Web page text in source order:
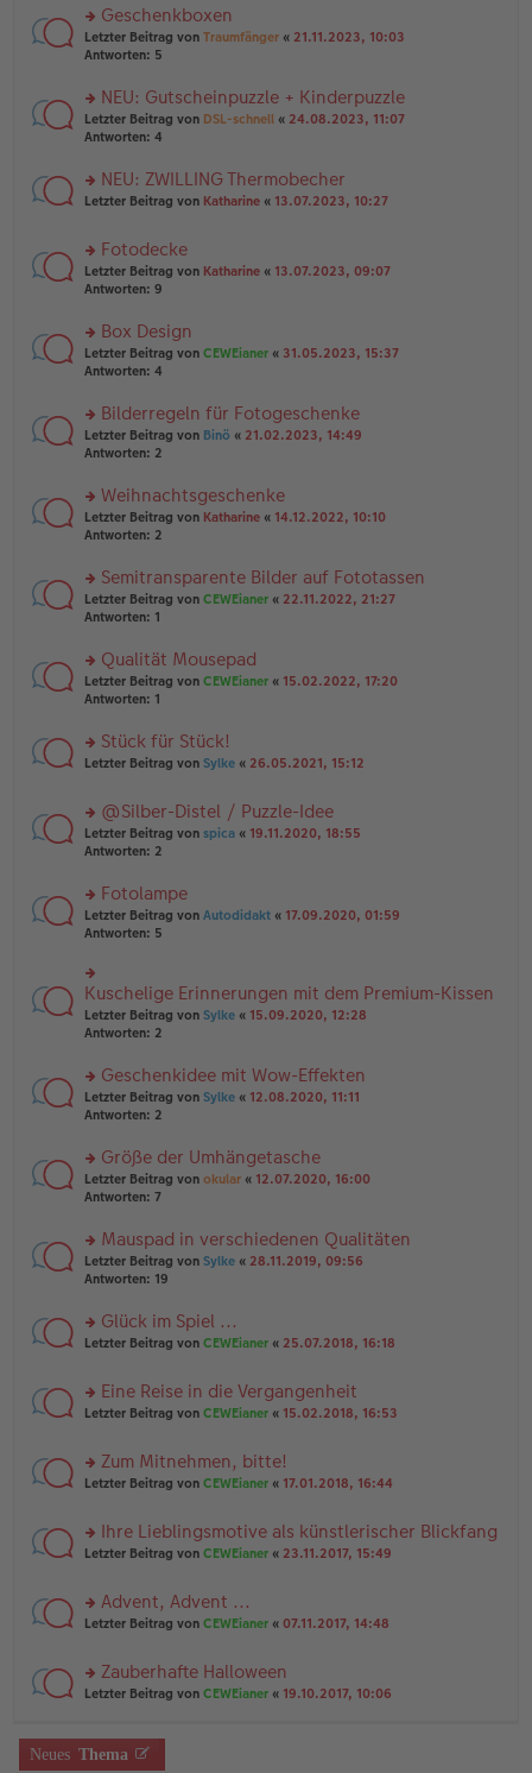
tr
a
g
e
n
er
tr
a
g
n
g
el
e
n
er
tr
a
rs
te
n
g
el
e
n
ei
tr
a
Geschenkboxen
Letzter Beitrag von Traumfänger « 21.11.2023, 10:03
Antworten: 5
rs
te
n
g
es
e
n
er
ei
tr
a
NEU: Gutscheinpuzzle + Kinderpuzzle
Letzter Beitrag von DSL-schnell « 24.08.2023, 11:07
Antworten: 4
rs
u
n
g
es
e
n
er
ei
tr
a
NEU: ZWILLING Thermobecher
Letzter Beitrag von Katharine « 13.07.2023, 10:27
rs
te
n
g
el
e
n
er
tr
a
g
Fotodecke
Letzter Beitrag von Katharine « 13.07.2023, 09:07
Antworten: 9
rs
te
n
g
el
e
n
er
tr
a
g
Box Design
Letzter Beitrag von CEWEianer « 31.05.2023, 15:37
Antworten: 4
rs
te
n
g
el
e
n
er
tr
a
g
Bilderregeln für Fotogeschenke
Letzter Beitrag von Binö « 21.02.2023, 14:49
Antworten: 2
rs
te
n
g
el
e
n
er
tr
a
Weihnachtsgeschenke
Letzter Beitrag von Katharine « 14.12.2022, 10:10
Antworten: 2
rs
te
n
g
el
e
n
ei
tr
a
Semitransparente Bilder auf Fototassen
Letzter Beitrag von CEWEianer « 22.11.2022, 21:27
Antworten: 1
rs
te
n
g
es
e
n
er
ei
tr
a
Qualität Mousepad
Letzter Beitrag von CEWEianer « 15.02.2022, 17:20
Antworten: 1
rs
u
n
g
es
e
n
er
ei
tr
a
g
Stück für Stück!
Letzter Beitrag von Sylke « 26.05.2021, 15:12
rs
te
n
g
el
e
n
er
B
a
g
@Silber-Distel / Puzzle-Idee
Letzter Beitrag von spica « 19.11.2020, 18:55
Antworten: 2
rs
te
u
n
g
el
es
n
er
B
a
g
Fotolampe
Letzter Beitrag von Autodidakt « 17.09.2020, 01:59
Antworten: 5
rs
te
r
g
el
es
n
er
B
ei
a
g
Kuschelige Erinnerungen mit dem Premium-Kissen
Letzter Beitrag von Sylke « 15.09.2020, 12:28
Antworten: 2
rs
te
n
g
el
e
n
er
tr
a
Geschenkidee mit Wow-Effekten
Letzter Beitrag von Sylke « 12.08.2020, 11:11
Antworten: 2
rs
te
n
g
el
e
n
ei
tr
Größe der Umhängetasche
Letzter Beitrag von okular « 12.07.2020, 16:00
Antworten: 7
rs
te
n
g
es
e
n
B
ei
tr
g
Mauspad in verschiedenen Qualitäten
Letzter Beitrag von Sylke « 28.11.2019, 09:56
Antworten: 19
rs
u
n
es
e
B
ei
g
Glück im Spiel ...
Letzter Beitrag von CEWEianer « 25.07.2018, 16:18
rs
u
n
es
e
B
ei
g
Eine Reise in die Vergangenheit
Letzter Beitrag von CEWEianer « 15.02.2018, 16:53
rs
u
n
es
e
B
ei
g
Zum Mitnehmen, bitte!
Letzter Beitrag von CEWEianer « 17.01.2018, 16:44
rs
u
n
es
e
B
ei
Ihre Lieblingsmotive als künstlerischer Blickfang
Letzter Beitrag von CEWEianer « 23.11.2017, 15:49
rs
u
n
es
e
Advent, Advent ...
Letzter Beitrag von CEWEianer « 07.11.2017, 14:48
rs
u
n
Zauberhafte Halloween
Letzter Beitrag von CEWEianer « 19.10.2017, 10:06
Neues Thema